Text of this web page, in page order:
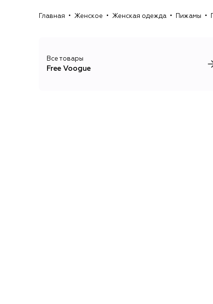
Главная Женское Женская одежда Пижамы
Все товары
Free Voogue